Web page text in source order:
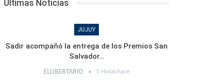
Últimas Noticias
JUJUY
Sadir acompañó la entrega de los Premios San
Salvador…
ELLIBERTARIO 5 Horas hace